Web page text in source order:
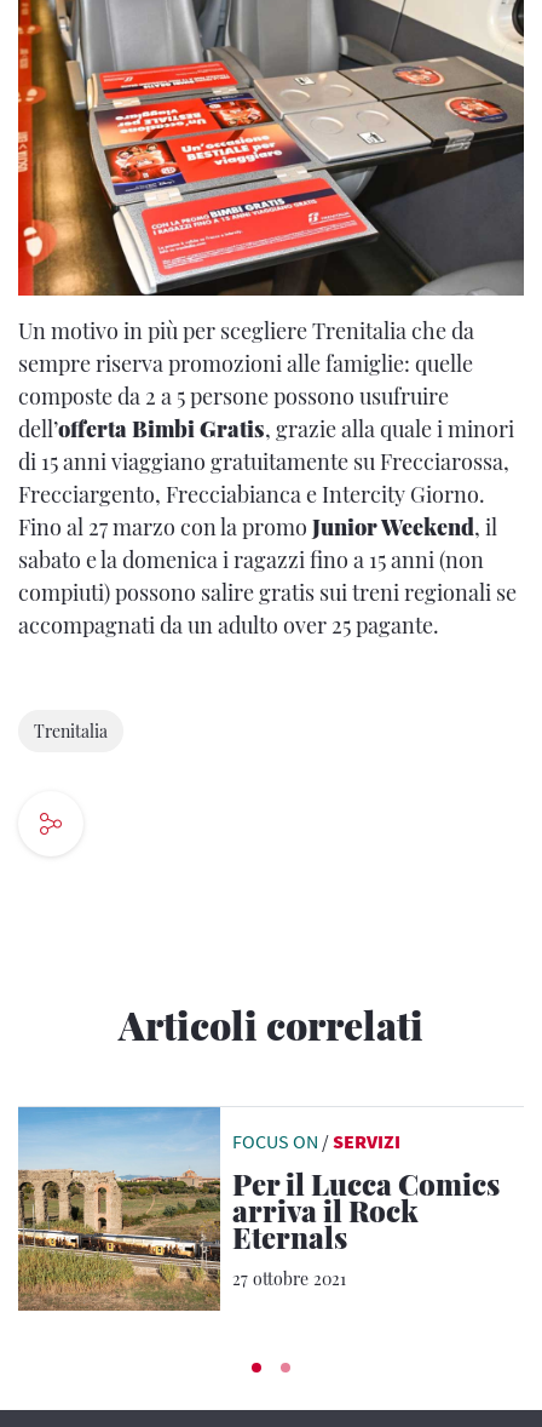
Un motivo in più per scegliere Trenitalia che da
sempre riserva promozioni alle famiglie: quelle
composte da 2 a 5 persone possono usufruire
dell’offerta Bimbi Gratis, grazie alla quale i minori
di 15 anni viaggiano gratuitamente su Frecciarossa,
Frecciargento, Frecciabianca e Intercity Giorno.
Fino al 27 marzo con la promo Junior Weekend, il
sabato e la domenica i ragazzi fino a 15 anni (non
compiuti) possono salire gratis sui treni regionali se
accompagnati da un adulto over 25 pagante.
Trenitalia
Articoli correlati
FOCUS ON /SERVIZI
Per il Lucca Comics
arriva il Rock
Eternals
27 ottobre 2021